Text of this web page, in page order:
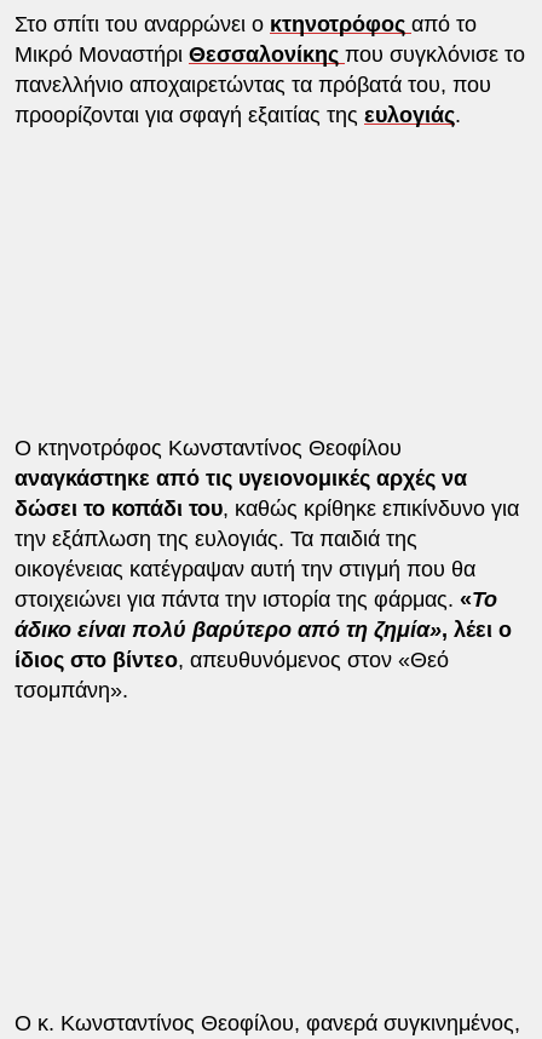
Στο σπίτι του αναρρώνει ο κτηνοτρόφος από το
Μικρό Μοναστήρι Θεσσαλονίκης που συγκλόνισε το
πανελλήνιο αποχαιρετώντας τα πρόβατά του, που
προορίζονται για σφαγή εξαιτίας της ευλογιάς.
Ο κτηνοτρόφος Κωνσταντίνος Θεοφίλου
αναγκάστηκε από τις υγειονομικές αρχές να
δώσει το κοπάδι του, καθώς κρίθηκε επικίνδυνο για
την εξάπλωση της ευλογιάς. Τα παιδιά της
οικογένειας κατέγραψαν αυτή την στιγμή που θα
στοιχειώνει για πάντα την ιστορία της φάρμας. «Το
άδικο είναι πολύ βαρύτερο από τη ζημία», λέει ο
ίδιος στο βίντεο, απευθυνόμενος στον «Θεό
τσομπάνη».
Ο κ. Κωνσταντίνος Θεοφίλου, φανερά συγκινημένος,